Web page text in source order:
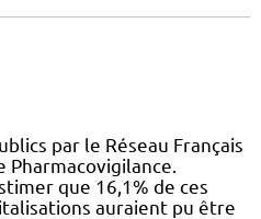
par le Réseau Français
Pharmacovigilance.
que 16,1% de ces
auraient pu être